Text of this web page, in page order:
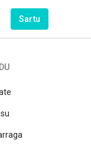
Sartu